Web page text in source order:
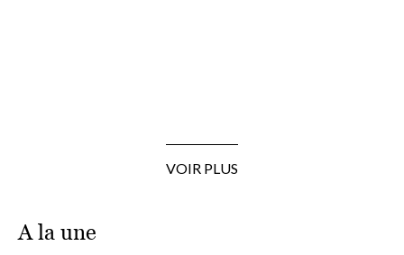
VOIR PLUS
A la une